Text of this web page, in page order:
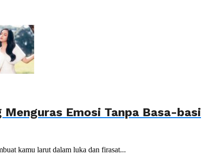
Menguras Emosi Tanpa Basa-basi
kamu larut dalam luka dan firasat...